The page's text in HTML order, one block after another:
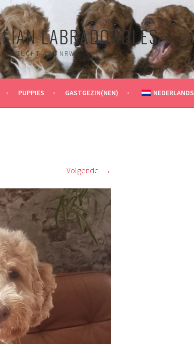
LABRADOODLES
ZUCHT AUS NRW
PUPPIES GASTGEZIN(NEN) NEDERLANDS
Volgende